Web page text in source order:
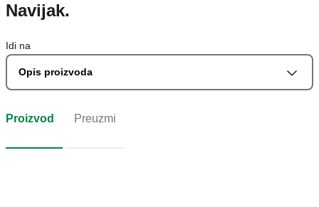
Navijak.
Idi na
Opis proizvoda
Proizvod Preuzmi